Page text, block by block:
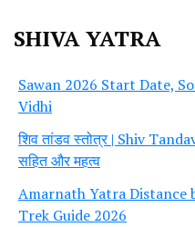
SHIVA YATRA
Sawan 2026 Start Date,
Vidhi
शिव तांडव स्तोत्र | Shiv
सहित और महत्व
Amarnath Yatra Distance
Trek Guide 2026